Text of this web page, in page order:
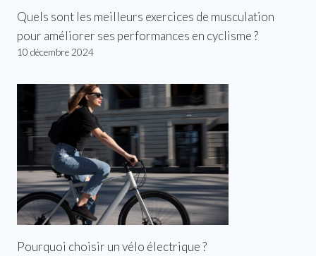
Quels sont les meilleurs exercices de musculation
pour améliorer ses performances en cyclisme ?
10 décembre 2024
Pourquoi choisir un vélo électrique ?